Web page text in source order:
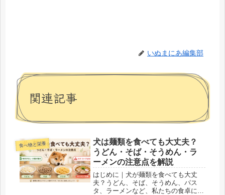
いぬまにあ編集部
関連記事
食べ物と栄養
犬は麺類を食べても大丈夫？
うどん・そば・そうめん・ラ
ーメンの注意点を解説
はじめに｜犬が麺類を食べても大丈
夫？うどん、そば、そうめん、パス
タ、ラーメンなど、私たちの食卓に登